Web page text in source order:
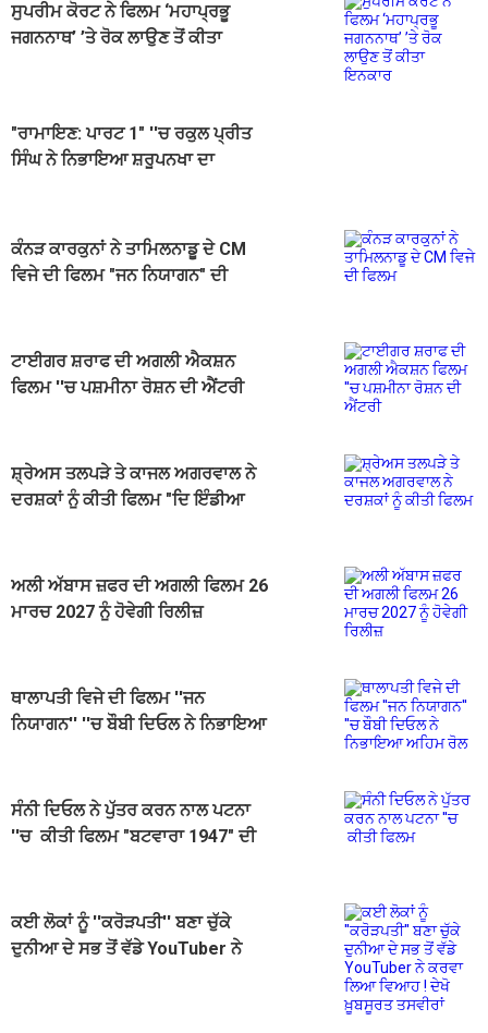
ਸੁਪਰੀਮ ਕੋਰਟ ਨੇ ਫਿਲਮ ‘ਮਹਾਪ੍ਰਭੂ
ਜਗਨਨਾਥ’ ’ਤੇ ਰੋਕ ਲਾਉਣ ਤੋਂ ਕੀਤਾ
"ਰਾਮਾਇਣ: ਪਾਰਟ 1" ''ਚ ਰਕੁਲ ਪ੍ਰੀਤ
ਸਿੰਘ ਨੇ ਨਿਭਾਇਆ ਸ਼ਰੂਪਨਖਾ ਦਾ
ਕੰਨੜ ਕਾਰਕੁਨਾਂ ਨੇ ਤਾਮਿਲਨਾਡੂ ਦੇ CM
ਵਿਜੇ ਦੀ ਫਿਲਮ "ਜਨ ਨਿਯਾਗਨ" ਦੀ
ਟਾਈਗਰ ਸ਼ਰਾਫ ਦੀ ਅਗਲੀ ਐਕਸ਼ਨ
ਫਿਲਮ ''ਚ ਪਸ਼ਮੀਨਾ ਰੋਸ਼ਨ ਦੀ ਐਂਟਰੀ
ਸ਼੍ਰੇਅਸ ਤਲਪੜੇ ਤੇ ਕਾਜਲ ਅਗਰਵਾਲ ਨੇ
ਦਰਸ਼ਕਾਂ ਨੂੰ ਕੀਤੀ ਫਿਲਮ "ਦਿ ਇੰਡੀਆ
ਅਲੀ ਅੱਬਾਸ ਜ਼ਫਰ ਦੀ ਅਗਲੀ ਫਿਲਮ 26
ਮਾਰਚ 2027 ਨੂੰ ਹੋਵੇਗੀ ਰਿਲੀਜ਼
ਥਾਲਾਪਤੀ ਵਿਜੇ ਦੀ ਫਿਲਮ ''ਜਨ
ਨਿਯਾਗਨ'' ''ਚ ਬੌਬੀ ਦਿਓਲ ਨੇ ਨਿਭਾਇਆ
ਸੰਨੀ ਦਿਓਲ ਨੇ ਪੁੱਤਰ ਕਰਨ ਨਾਲ ਪਟਨਾ
''ਚ ਕੀਤੀ ਫਿਲਮ "ਬਟਵਾਰਾ 1947" ਦੀ
ਕਈ ਲੋਕਾਂ ਨੂੰ ''ਕਰੋੜਪਤੀ'' ਬਣਾ ਚੁੱਕੇ
ਦੁਨੀਆ ਦੇ ਸਭ ਤੋਂ ਵੱਡੇ YouTuber ਨੇ